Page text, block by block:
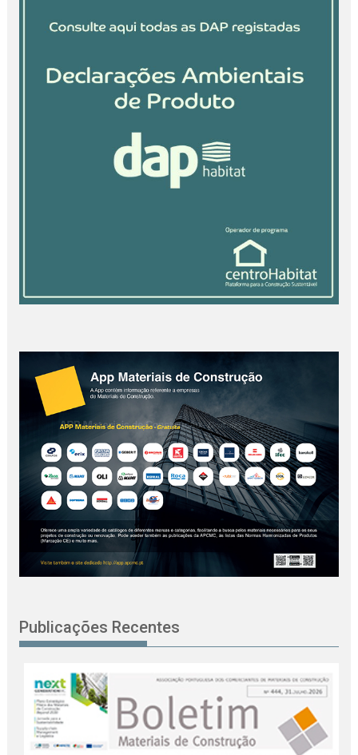
Publicações Recentes